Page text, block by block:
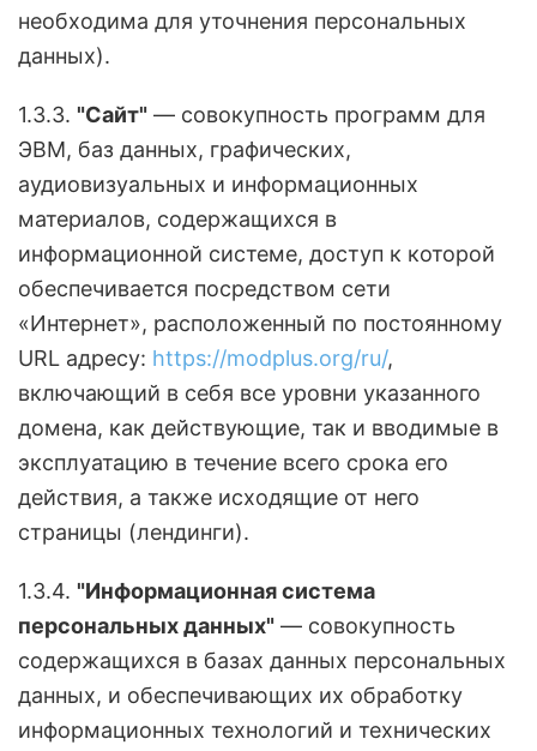
необходима для уточнения персональных
данных).
1.3.3. "Сайт" — совокупность программ для
ЭВМ, баз данных, графических,
аудиовизуальных и информационных
материалов, содержащихся в
информационной системе, доступ к которой
обеспечивается посредством сети
«Интернет», расположенный по постоянному
URL адресу: https://modplus.org/ru/,
включающий в себя все уровни указанного
домена, как действующие, так и вводимые в
эксплуатацию в течение всего срока его
действия, а также исходящие от него
страницы (лендинги).
1.3.4. "Информационная система
персональных данных" — совокупность
содержащихся в базах данных персональных
данных, и обеспечивающих их обработку
информационных технологий и технических